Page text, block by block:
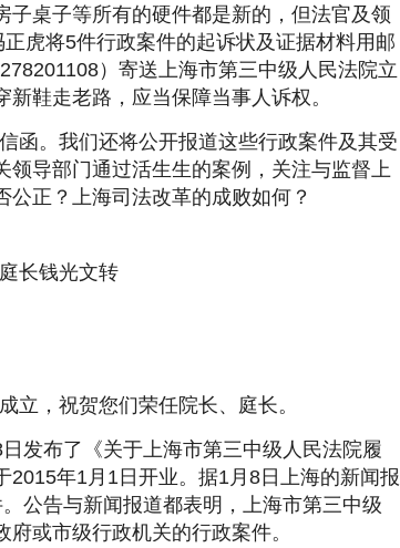
子桌子等所有的硬件都是新的，但法官及领
虎将5件行政案件的起诉状及证据材料用邮
）寄送上海市第三中级人民法院立
鞋走老路，应当保障当事人诉权。
函。我们还将公开报道这些行政案件及其受
领导部门通过活生生的案例，关注与监督上
正？上海司法改革的成败如何？
长钱光文转
立，祝贺您们荣任院长、庭长。
发布了《关于上海市第三中级人民法院履
2015年1月1日开业。据1月8日上海的新闻报
公告与新闻报道都表明，上海市第三中级
或市级行政机关的行政案件。